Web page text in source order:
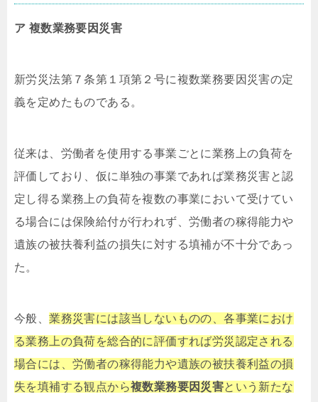
ア 複数業務要因災害
新労災法第７条第１項第２号に複数業務要因災害の定
義を定めたものである。
従来は、労働者を使用する事業ごとに業務上の負荷を
評価しており、仮に単独の事業であれば業務災害と認
定し得る業務上の負荷を複数の事業において受けてい
る場合には保険給付が行われず、労働者の稼得能力や
遺族の被扶養利益の損失に対する填補が不十分であっ
た。
今般、業務災害には該当しないものの、各事業におけ
る業務上の負荷を総合的に評価すれば労災認定される
場合には、労働者の稼得能力や遺族の被扶養利益の損
失を填補する観点から複数業務要因災害という新たな